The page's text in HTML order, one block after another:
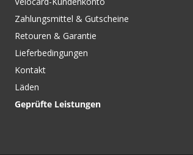
Zahlungsmittel & Gutscheine
Retouren & Garantie
Lieferbedingungen
Kontakt
Läden
Geprüfte Leistungen